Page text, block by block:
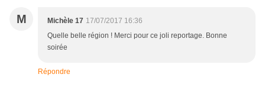
M Michèle 17 17/07/2017 16:36
Quelle belle région ! Merci pour ce joli reportage. Bonne
soirée
Répondre